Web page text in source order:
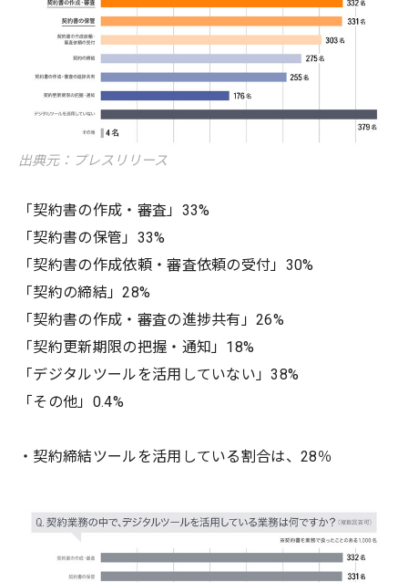
出典元：プレスリリース
「契約書の作成・審査」33%
「契約書の保管」33%
「契約書の作成依頼・審査依頼の受付」30%
「契約の締結」28%
「契約書の作成・審査の進捗共有」26%
「契約更新期限の把握・通知」18%
「デジタルツールを活用していない」38%
「その他」0.4%
・契約締結ツールを活用している割合は、28％